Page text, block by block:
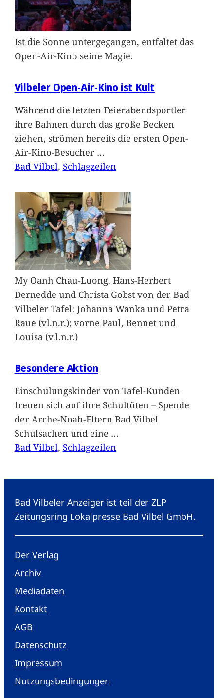
Ist die Sonne untergegangen, entfaltet das
Open-Air-Kino seine Magie.
Vilbeler Open-Air-Kino ist Kult
Während die letzten Feierabendsportler
ihre Bahnen durch das große Becken
ziehen, strömen bereits die ersten Open-
Air-Kino-Besucher …
Bad Vilbel, Schlagzeilen
My Oanh Chau-Luong, Hans-Herbert
Dernedde und Christa Gobst von der Bad
Vilbeler Tafel; Johanna Wanka und Petra
Raue (vl.n.r.); vorne Paul, Bennet und
Louisa (v.l.n.r.)
Besondere Aktion
Einschulungskinder von Tafel-Kunden
freuen sich auf ihre Schultüten – Spende
der Arche-Noah-Eltern Bad Vilbel
Schulsachen und eine …
Bad Vilbel, Schlagzeilen
Bad Vilbeler Anzeiger ist teil der ZLP
Zeitungsring Lokalpresse Bad Vilbel GmbH.
Der Verlag
Archiv
Mediadaten
Kontakt
AGB
Datenschutz
Impressum
Nutzungsbedingungen